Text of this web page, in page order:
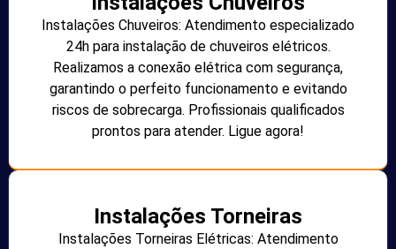
Instalações Chuveiros: Atendimento especializado
24h para instalação de chuveiros elétricos.
Realizamos a conexão elétrica com segurança,
garantindo o perfeito funcionamento e evitando
riscos de sobrecarga. Profissionais qualificados
prontos para atender. Ligue agora!
Instalações Torneiras
Instalações Torneiras Elétricas: Atendimento